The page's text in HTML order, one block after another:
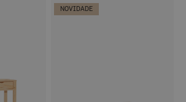
NOVIDADE